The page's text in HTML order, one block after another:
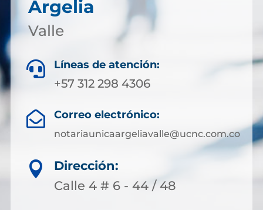
Argelia
Valle
 Líneas de atención:
+57 312 298 4306
 Correo electrónico:
notariaunicaargeliavalle@ucnc.com.co

Dirección:
Calle 4 # 6 - 44 / 48